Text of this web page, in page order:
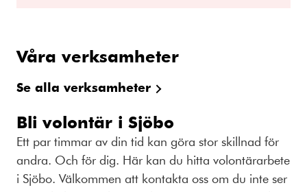
Våra verksamheter
Se alla verksamheter
Bli volontär i Sjöbo
Ett par timmar av din tid kan göra stor skillnad för
andra. Och för dig. Här kan du hitta volontärarbete
i Sjöbo. Välkommen att kontakta oss om du inte ser